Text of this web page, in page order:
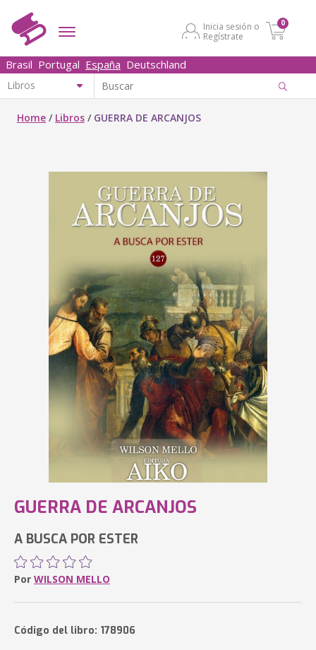
Inicia sesión o
Regístrate
0
Brasil Portugal España Deutschland
Home / Libros / GUERRA DE ARCANJOS
GUERRA DE ARCANJOS
A BUSCA POR ESTER
Por WILSON MELLO
Código del libro: 178906